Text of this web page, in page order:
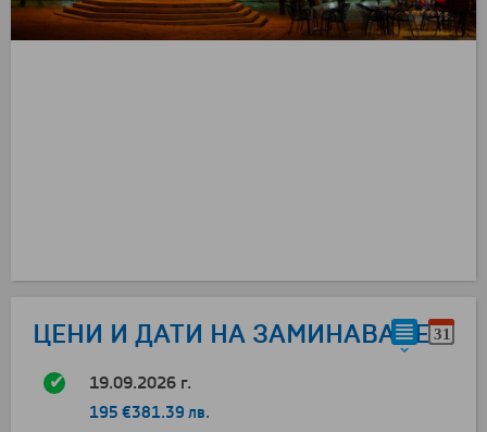
ЦЕНИ И ДАТИ НА ЗАМИНАВАНЕ
19.09.2026 г.
195 €381.39 лв.